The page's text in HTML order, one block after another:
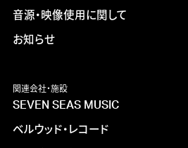
音源・映像使用に関して
お知らせ
関連会社・施設
SEVEN SEAS MUSIC
ベルウッド・レコード